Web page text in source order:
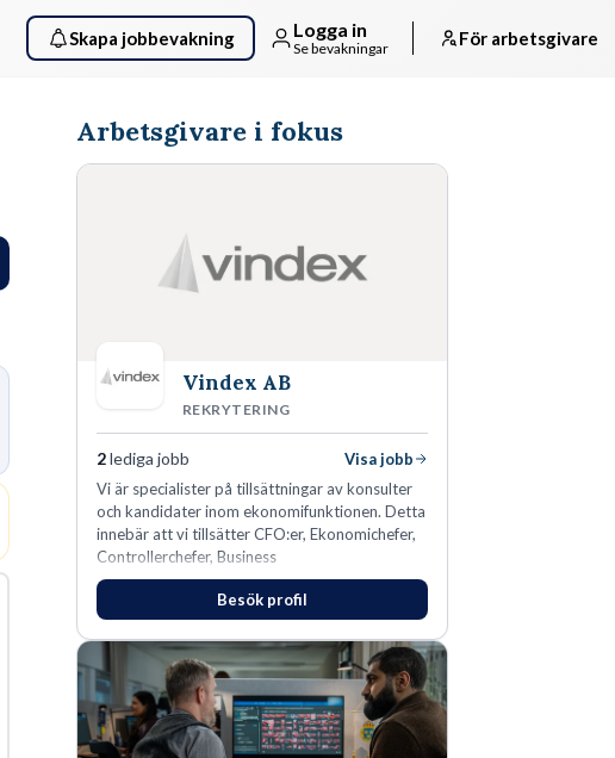
Skapa jobbevakning Logga in
Se bevakningar För arbetsgivare
Arbetsgivare i fokus
Vindex AB
REKRYTERING
2lediga jobb
Visa jobb
​Vi är specialister på tillsättningar av konsulter
och kandidater inom ekonomifunktionen. Detta
innebär att vi tillsätter CFO:er, Ekonomichefer,
Controllerchefer, Business
Controllers, Redovisningschefer,
Koncernredovisningsekonomer,
Redovisningsekonomer samt Lönespecialister.​
Besök profil